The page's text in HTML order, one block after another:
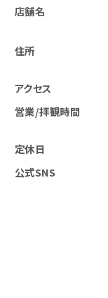
店舗名
住所
アクセス
営業/拝観時間
定休日
公式SNS